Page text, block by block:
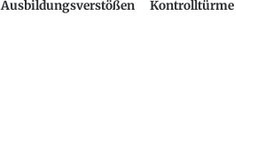
Ausbildungsverstößen
Kontrolltürme